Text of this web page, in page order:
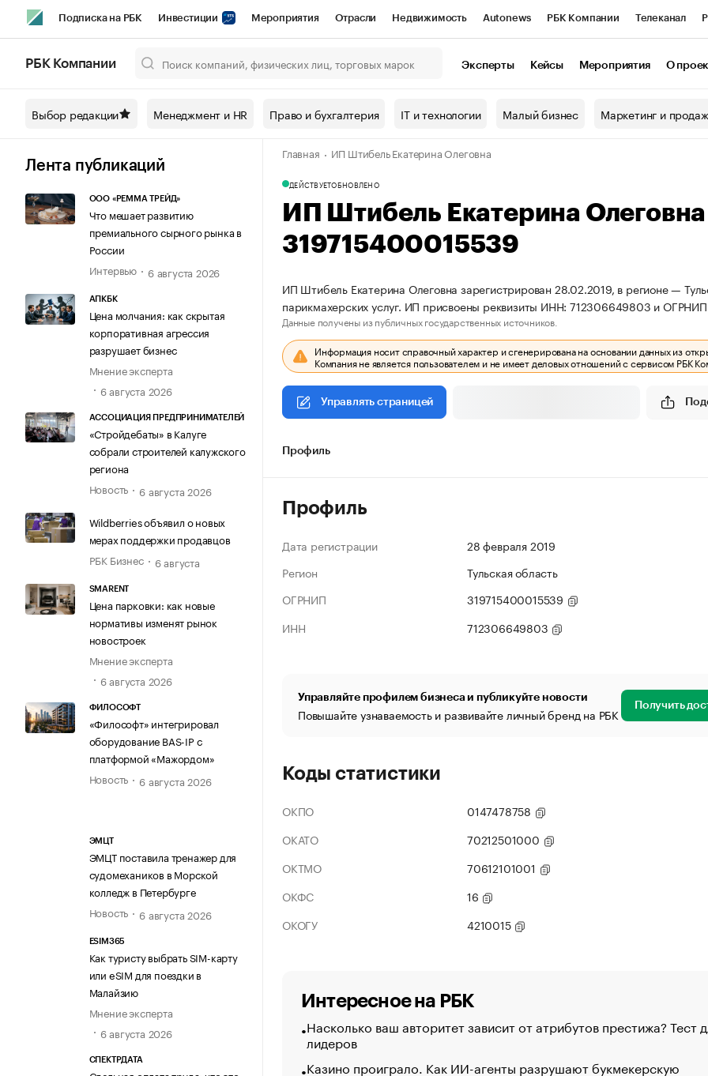
Подписка на РБК Инвестиции Мероприятия Отрасли Недвижимость Autonews РБК Компании Телеканал
Спецпроекты СПб Конференции СПб Спецпроекты Проверка контрагентов
Технологии и медиа Рынок наличной валюты
РБК Компании Эксперты Кейсы Мероприятия О
Выбор редакции Менеджмент и HR Право и бухгалтерия IT и технологии Малый бизнес Маркетинг и
Лента публикаций
ООО «РЕММА ТРЕЙД»
Что мешает развитию
премиального сырного рынка в
России
Интервью
6 августа 2026
АПКБК
Цена молчания: как скрытая
корпоративная агрессия
разрушает бизнес
Мнение эксперта
6 августа 2026
АССОЦИАЦИЯ ПРЕДПРИНИМАТЕЛЕЙ
«Стройдебаты» в Калуге
собрали строителей калужского
региона
Новость
6 августа 2026
Wildberries объявил о новых
мерах поддержки продавцов
РБК Бизнес
6 августа
SMARENT
Цена парковки: как новые
нормативы изменят рынок
новостроек
Мнение эксперта
6 августа 2026
ФИЛОСОФТ
«Философт» интегрировал
оборудование BAS-IP с
платформой «Мажордом»
Новость
6 августа 2026
ЭМЦТ
ЭМЦТ поставила тренажер для
судомехаников в Морской
колледж в Петербурге
Новость
6 августа 2026
ESIM365
Как туристу выбрать SIM-карту
или eSIM для поездки в
Малайзию
Мнение эксперта
6 августа 2026
СПЕКТРДАТА
Главная ИП Штибель Екатерина Олеговна
ДЕЙСТВУЕТОБНОВЛЕНО
ИП Штибель Екатерина
319715400015539
ИП Штибель Екатерина Олеговна зарегистрирован 28.02.2019, в регионе —
парикмахерских услуг. ИП присвоены реквизиты ИНН: 712306649803 и
Данные получены из публичных государственных источников.
Информация носит справочный характер и сгенерирована на основании данных из
Компания не является пользователем и не имеет деловых отношений с сервисом РБК
Управлять страницей
Профиль
Профиль
Дата регистрации
28 февраля 2019
Регион
Тульская область
ОГРНИП
319715400015539
ИНН
712306649803
Управляйте профилем бизнеса и публикуйте новости
Повышайте узнаваемость и развивайте личный бренд на РБК Получить
Коды статистики
ОКПО
0147478758
ОКАТО
70212501000
ОКТМО
70612101001
ОКФС
16
ОКОГУ
4210015
Интересное на РБК
Насколько ваш авторитет зависит от атрибутов престижа? Тест
лидеров
Казино проиграло. Как ИИ-агенты разрушают букмекерскую